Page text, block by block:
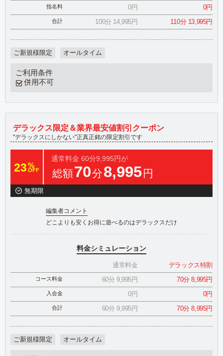
指名料 0円 0円
合計 100分 14,995円 110分 13,995円
ご新規様限定 オールタイム
ご利用条件
併用不可
デラックス限定＆業界最安値割引クーポン
"デラックスにしかない"正真正銘の限定割引です
23%
OFF
通常料金 60分9,995円が
総額70分8,995 円
無期限
編集者コメント
どこよりも安くお得に遊べるのはデラックスだけ
料金シミュレーション
通常料金 デラックス特割
コース料金 60分 9,995円 70分 8,995円
入会金 0円 0円
合計 60分 9,995円 70分 8,995円
ご新規様限定 オールタイム